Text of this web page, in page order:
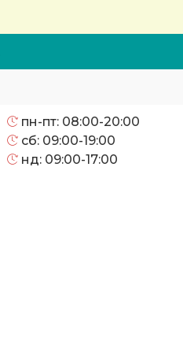
пн-пт: 08:00-20:00
сб: 09:00-19:00
нд: 09:00-17:00